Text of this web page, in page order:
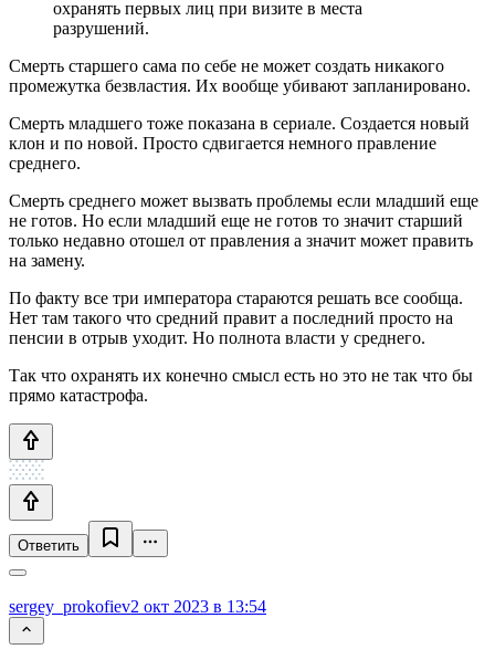
охранять первых лиц при визите в места
разрушений.
Смерть старшего сама по себе не может создать никакого
промежутка безвластия. Их вообще убивают запланировано.
Смерть младшего тоже показана в сериале. Создается новый
клон и по новой. Просто сдвигается немного правление
среднего.
Смерть среднего может вызвать проблемы если младший еще
не готов. Но если младший еще не готов то значит старший
только недавно отошел от правления а значит может править
на замену.
По факту все три императора стараются решать все сообща.
Нет там такого что средний правит а последний просто на
пенсии в отрыв уходит. Но полнота власти у среднего.
Так что охранять их конечно смысл есть но это не так что бы
прямо катастрофа.
Ответить
sergey_prokofiev2 окт 2023 в 13:54